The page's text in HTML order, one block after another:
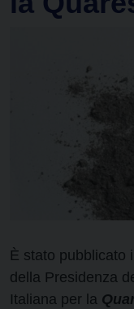
È stato pubblicato
della Presidenza
Italiana per la